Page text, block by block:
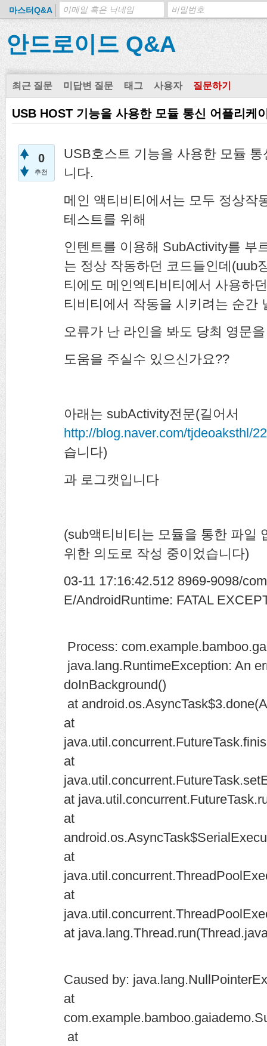
마스터Q&A
안드로이드 Q&A
최근 질문 미답변 질문 태그 사용자 질문하기
USB HOST 기능을 사용한 모듈 통신 어플리케
0
추천
USB호스트 기능을 사용한 모듈
니다.
메인 액티비티에서는 모두 정상작
테스트를 위해
인텐트를 이용해 SubActivity를 부
는 정상 작동하던 코드들인데(uub
티에도 메인엑티비티에서 사용하
티비티에서 작동을 시키려는 순간
오류가 난 라인을 봐도 당최 영문
도움을 주실수 있으신가요??
아래는 subActivity전문(길어서
http://blog.naver.com/tjdeoaksthl/
습니다)
과 로그캣입니다
(sub액티비티는 모듈을 통한 파일
위한 의도로 작성 중이었습니다)
03-11 17:16:42.512 8969-9098/
E/AndroidRuntime: FATAL
Process:
java.lang.RuntimeException: An
doInBackground()
at
at
at
at
at
at
at
at
Caused by:
at
at